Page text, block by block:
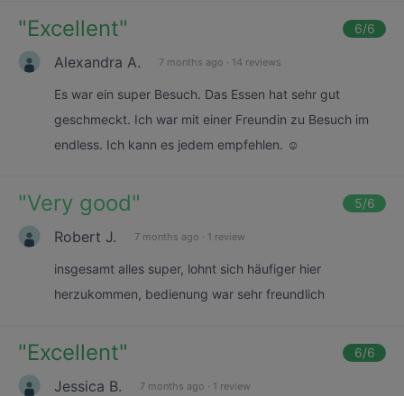
"Excellent" 6/6
Alexandra A. 7 months ago · 14 reviews
Es war ein super Besuch. Das Essen hat sehr gut
geschmeckt. Ich war mit einer Freundin zu Besuch im
endless. Ich kann es jedem empfehlen. ☺️
"Very good" 5/6
Robert J. 7 months ago · 1 review
insgesamt alles super, lohnt sich häufiger hier
herzukommen, bedienung war sehr freundlich
"Excellent" 6/6
Jessica B. 7 months ago · 1 review